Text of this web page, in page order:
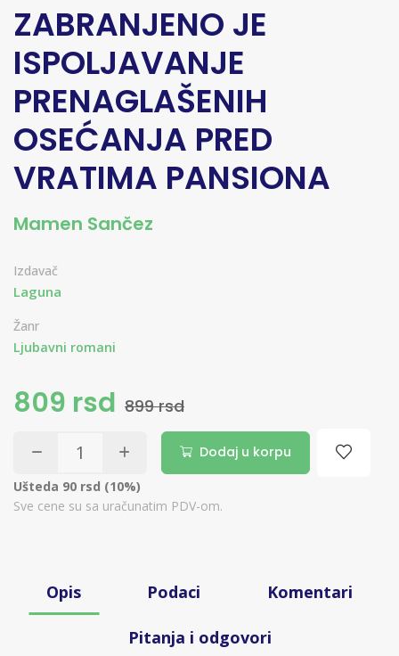
ZABRANJENO JE
ISPOLJAVANJE
PRENAGLAŠENIH
OSEĆANJA PRED
VRATIMA PANSIONA
Mamen Sančez
Izdavač
Laguna
Žanr
Ljubavni romani
809 rsd 899 rsd
Dodaj u korpu
Ušteda 90 rsd (10%)
Sve cene su sa uračunatim PDV-om.
Opis Podaci Komentari
Pitanja i odgovori